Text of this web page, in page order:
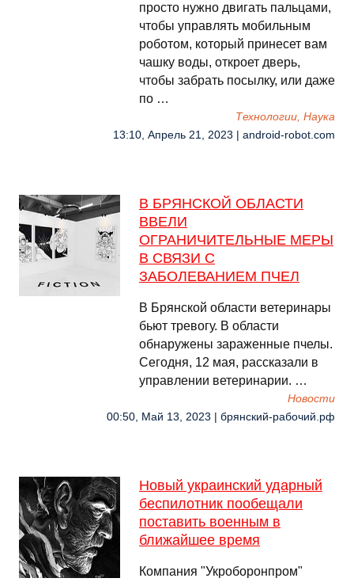
просто нужно двигать пальцами,
чтобы управлять мобильным
роботом, который принесет вам
чашку воды, откроет дверь,
чтобы забрать посылку, или даже
по …
Технологии, Наука
13:10, Апрель 21, 2023 | android-robot.com
В БРЯНСКОЙ ОБЛАСТИ
ВВЕЛИ
ОГРАНИЧИТЕЛЬНЫЕ МЕРЫ
В СВЯЗИ С
ЗАБОЛЕВАНИЕМ ПЧЕЛ
В Брянской области ветеринары
бьют тревогу. В области
обнаружены зараженные пчелы.
Сегодня, 12 мая, рассказали в
управлении ветеринарии. …
Новости
00:50, Май 13, 2023 | брянский-рабочий.рф
Новый украинский ударный
беспилотник пообещали
поставить военным в
ближайшее время
Компания "Укроборонпром"